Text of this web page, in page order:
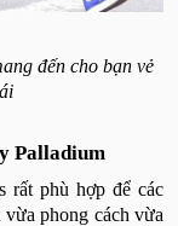
đến cho bạn vẻ
Palladium
rất phù hợp để các
phong cách vừa